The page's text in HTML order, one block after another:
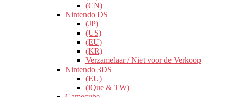
(CN)
Nintendo DS
(JP)
(US)
(EU)
(KR)
Verzamelaar / Niet voor de Verkoop
Nintendo 3DS
(EU)
(iQue & TW)